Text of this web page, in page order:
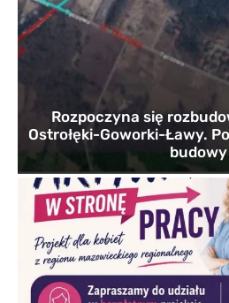
Rozpoczyna się
Ostrołęki-Goworki-Ławy.
budowy